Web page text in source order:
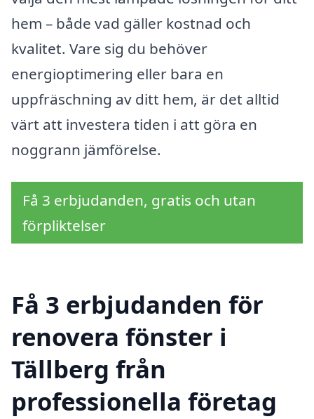
hem – både vad gäller kostnad och
kvalitet. Vare sig du behöver
energioptimering eller bara en
uppfräschning av ditt hem, är det alltid
värt att investera tiden i att göra en
noggrann jämförelse.
Få 3 erbjudanden, gratis och utan
förpliktelser
Få 3 erbjudanden för
renovera fönster i
Tällberg från
professionella företag